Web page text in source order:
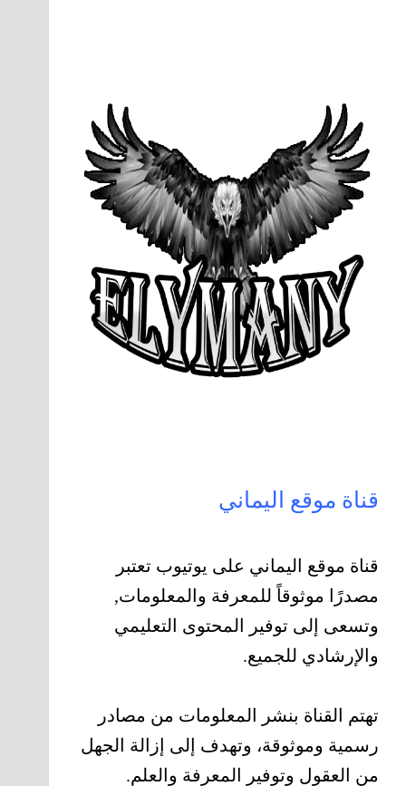
قناة موقع اليماني
قناة موقع اليماني على يوتيوب تعتبر
مصدرًا موثوقاً للمعرفة والمعلومات,
وتسعى إلى توفير المحتوى التعليمي
والإرشادي للجميع.
تهتم القناة بنشر المعلومات من مصادر
رسمية وموثوقة، وتهدف إلى إزالة الجهل
من العقول وتوفير المعرفة والعلم.